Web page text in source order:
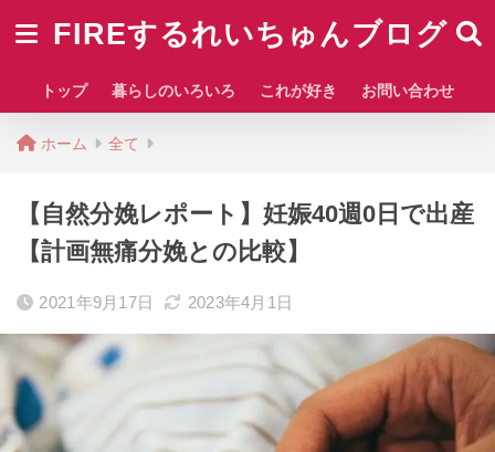
FIREするれいちゅんブログ
トップ 暮らしのいろいろ これが好き お問い合わせ
ホーム 全て
【自然分娩レポート】妊娠40週0日で出産
【計画無痛分娩との比較】
2021年9月17日 2023年4月1日